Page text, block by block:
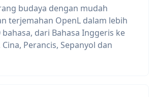
budaya dengan mudah
terjemahan OpenL dalam lebih
dari Bahasa Inggeris ke
Perancis, Sepanyol dan